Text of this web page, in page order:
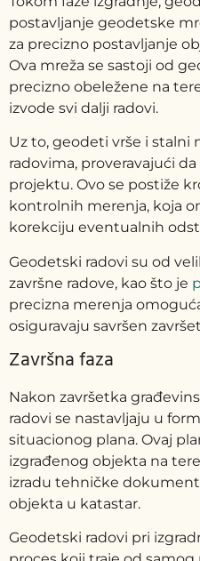
postavljanje geodetske
za precizno postavljanje
Ova mreža se sastoji od
precizno obeležene na
izvode svi dalji radovi.
Uz to, geodeti vrše i stalni
radovima, proveravajući
projektu. Ovo se postiže
kontrolnih merenja, koja
korekciju eventualnih
Geodetski radovi su od
završne radove, kao što je
precizna merenja
osiguravaju savršen
Završna faza
Nakon završetka
radovi se nastavljaju u
situacionog plana. Ovaj
izgrađenog objekta na
izradu tehničke
objekta u katastar.
Geodetski radovi pri